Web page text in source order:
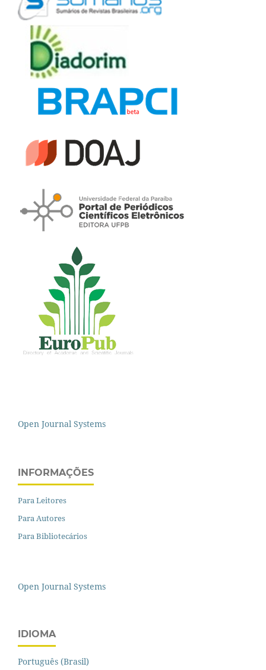
Open Journal Systems
INFORMAÇÕES
Para Leitores
Para Autores
Para Bibliotecários
Open Journal Systems
IDIOMA
Português (Brasil)